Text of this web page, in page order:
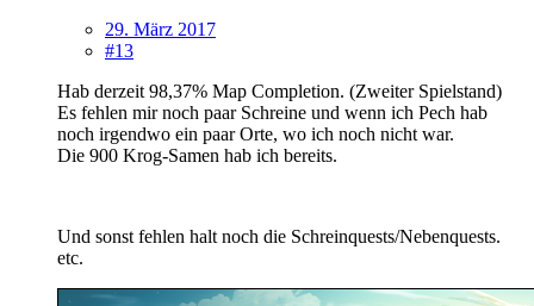
29. März 2017
#13
Hab derzeit 98,37% Map Completion. (Zweiter Spielstand)
Es fehlen mir noch paar Schreine und wenn ich Pech hab
noch irgendwo ein paar Orte, wo ich noch nicht war.
Die 900 Krog-Samen hab ich bereits.
Und sonst fehlen halt noch die Schreinquests/Nebenquests.
etc.